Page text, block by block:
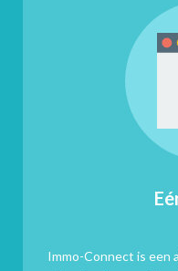
Immo-Connect is een